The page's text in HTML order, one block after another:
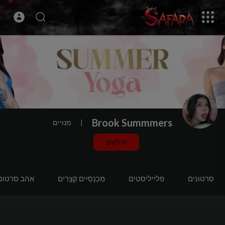
Brook Summmers
| מנויים
הירשם
סרטונים פלייליסטים מִכְנָסַיִים קְצָרִים אהב